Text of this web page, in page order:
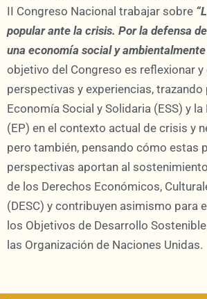
II Congreso Nacional trabajar sobre
popular ante la crisis. Por la defensa
una economía social y
objetivo del Congreso es reflexionar
perspectivas y experiencias, trazando
Economía Social y Solidaria (ESS) y
(EP) en el contexto actual de crisis y
pero también, pensando cómo estas
perspectivas aportan al
de los Derechos Económicos,
(DESC) y contribuyen asimismo para
los Objetivos de Desarrollo
las Organización de Naciones Unidas.